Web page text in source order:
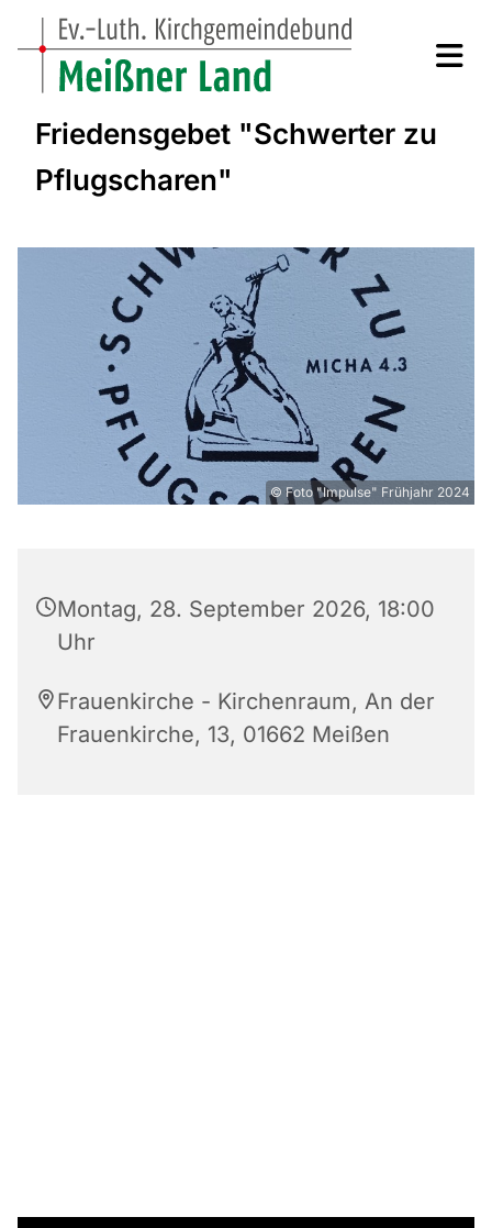
Friedensgebet "Schwerter zu
Pflugscharen"
© Foto "Impulse" Frühjahr 2024
Montag, 28. September 2026, 18:00
Uhr
Frauenkirche - Kirchenraum, An der
Frauenkirche, 13, 01662 Meißen